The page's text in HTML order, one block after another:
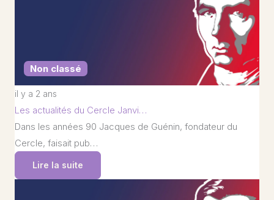
Non classé
il y a 2 ans
Les actualités du Cercle Janvi…
Dans les années 90 Jacques de Guénin, fondateur du
Cercle, faisait pub…
Lire la suite